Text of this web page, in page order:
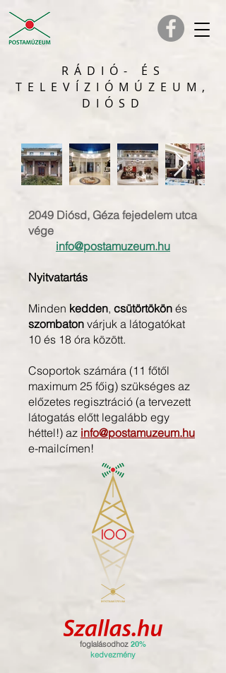
RÁDIÓ- ÉS
TELEVÍZIÓMÚZEUM,
DIÓSD
2049 Diósd, Géza fejedelem utca
vége
info@postamuzeum.hu
Nyitvatartás
Minden kedden, csütörtökön és
szombaton várjuk a látogatókat
10 és 18 óra között.
​Csoportok számára (11 főtől
maximum 25 főig) szükséges az
előzetes regisztráció (a tervezett
látogatás előtt legalább egy
héttel!) az info@postamuzeum.hu
e-mailcímen!
foglalásodhoz 20%
kedvezmény